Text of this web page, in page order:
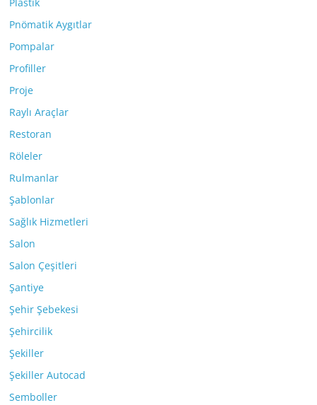
Pnömatik Aygıtlar
Pompalar
Profiller
Proje
Raylı Araçlar
Restoran
Röleler
Rulmanlar
Şablonlar
Sağlık Hizmetleri
Salon
Salon Çeşitleri
Şantiye
Şehir Şebekesi
Şehircilik
Şekiller
Şekiller Autocad
Semboller